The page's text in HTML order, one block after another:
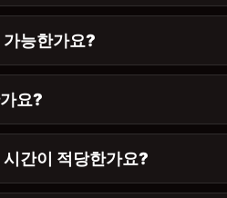
가능한가요?
요?
간이 적당한가요?